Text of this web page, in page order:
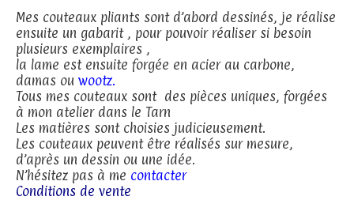
Contact
Mes couteaux pliants sont d’abord dessinés, je réalise
ensuite un gabarit , pour pouvoir réaliser si besoin
plusieurs exemplaires ,
la lame est ensuite forgée en acier au carbone,
damas ou wootz.
Tous mes couteaux sont des pièces uniques, forgées
à mon atelier dans le Tarn
Les matières sont choisies judicieusement.
Les couteaux peuvent être réalisés sur mesure,
d’après un dessin ou une idée.
N’hésitez pas à me contacter
Conditions de vente